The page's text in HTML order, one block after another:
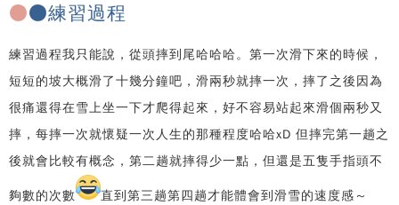
●●練習過程
練習過程我只能說，從頭摔到尾哈哈哈。第一次滑下來的時候，
短短的坡大概滑了十幾分鐘吧，滑兩秒就摔一次，摔了之後因為
很痛還得在雪上坐一下才爬得起來，好不容易站起來滑個兩秒又
摔，每摔一次就懷疑一次人生的那種程度哈哈xD 但摔完第一趟之
後就會比較有概念，第二趟就摔得少一點，但還是五隻手指頭不
夠數的次數 直到第三趟第四趟才能體會到滑雪的速度感～